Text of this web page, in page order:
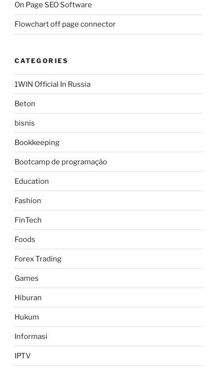
On Page SEO Software
Flowchart off page connector
CATEGORIES
1WIN Official In Russia
Beton
bisnis
Bookkeeping
Bootcamp de programação
Education
Fashion
FinTech
Foods
Forex Trading
Games
Hiburan
Hukum
Informasi
IPTV